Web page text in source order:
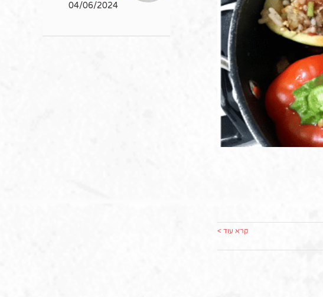
קרא עוד >
04/06/2024